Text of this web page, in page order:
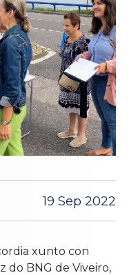
19 Sep 2022
xunto con
do BNG de Viveiro,